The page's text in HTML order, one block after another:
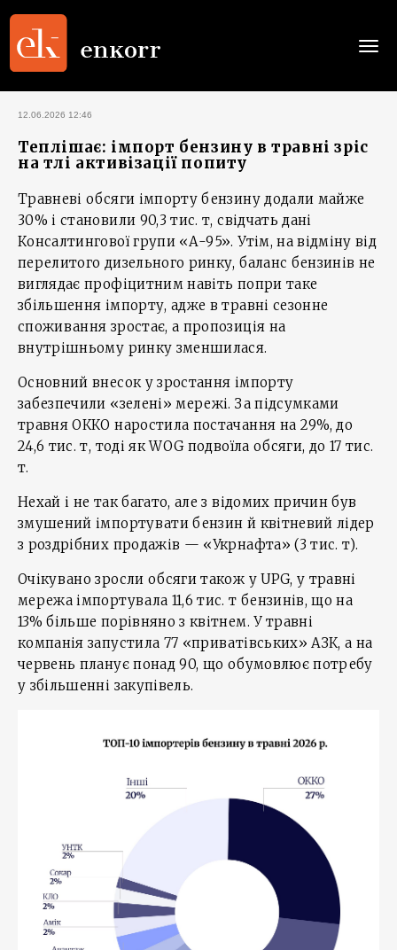
12.06.2026 12:46
Теплішає: імпорт бензину в травні зріс
на тлі активізації попиту
Травневі обсяги імпорту бензину додали майже
30% і становили 90,3 тис. т, свідчать дані
Консалтингової групи «А-95». Утім, на відміну від
перелитого дизельного ринку, баланс бензинів не
виглядає профіцитним навіть попри таке
збільшення імпорту, адже в травні сезонне
споживання зростає, а пропозиція на
внутрішньому ринку зменшилася.
Основний внесок у зростання імпорту
забезпечили «зелені» мережі. За підсумками
травня ОККО наростила постачання на 29%, до
24,6 тис. т, тоді як WOG подвоїла обсяги, до 17 тис.
т.
Нехай і не так багато, але з відомих причин був
змушений імпортувати бензин й квітневий лідер
з роздрібних продажів — «Укрнафта» (3 тис. т).
Очікувано зросли обсяги також у UPG, у травні
мережа імпортувала 11,6 тис. т бензинів, що на
13% більше порівняно з квітнем. У травні
компанія запустила 77 «приватівських» АЗК, а на
червень планує понад 90, що обумовлює потребу
у збільшенні закупівель.